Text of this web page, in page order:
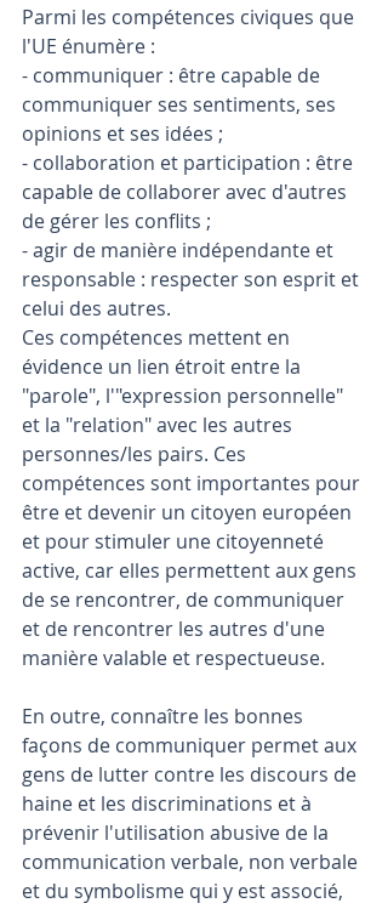
Parmi les compétences civiques que
l'UE énumère :
- communiquer : être capable de
communiquer ses sentiments, ses
opinions et ses idées ;
- collaboration et participation : être
capable de collaborer avec d'autres
de gérer les conflits ;
- agir de manière indépendante et
responsable : respecter son esprit et
celui des autres.
Ces compétences mettent en
évidence un lien étroit entre la
"parole", l'"expression personnelle"
et la "relation" avec les autres
personnes/les pairs. Ces
compétences sont importantes pour
être et devenir un citoyen européen
et pour stimuler une citoyenneté
active, car elles permettent aux gens
de se rencontrer, de communiquer
et de rencontrer les autres d'une
manière valable et respectueuse.
En outre, connaître les bonnes
façons de communiquer permet aux
gens de lutter contre les discours de
haine et les discriminations et à
prévenir l'utilisation abusive de la
communication verbale, non verbale
et du symbolisme qui y est associé,